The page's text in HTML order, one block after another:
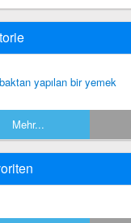
yapılan bir yemek
Mehr...